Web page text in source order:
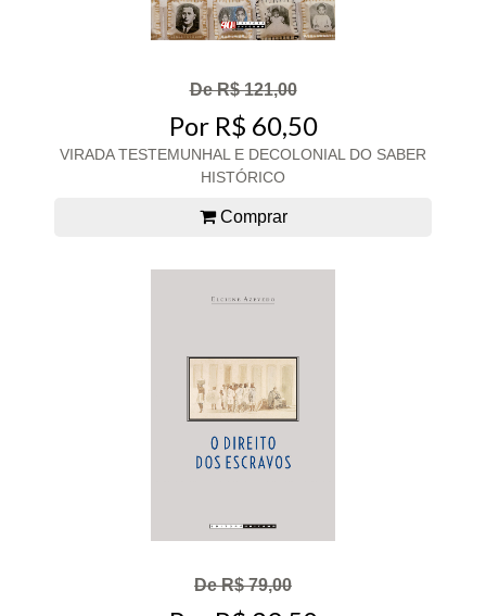
De R$ 121,00
Por R$ 60,50
VIRADA TESTEMUNHAL E DECOLONIAL DO SABER
HISTÓRICO
Comprar
De R$ 79,00